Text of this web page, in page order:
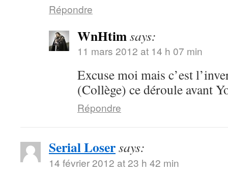
Répondre
WnHtimsays:
11 mars 2012 at 14 h 07 min
Excuse moi mais c’est
(Collège) ce déroule avant
Répondre
Serial Losersays:
14 février 2012 at 23 h 42 min